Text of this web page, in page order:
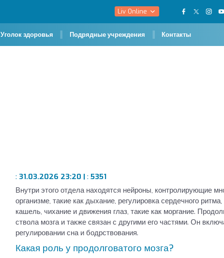
Liv Online
Уголок здоровья Подрядные учреждения Контакты
: 31.03.2026 23:20 |:5351
Внутри этого отдела находятся нейроны, контролирующие
организме, такие как дыхание, регулировка сердечного
кашель, чихание и движения глаз, такие как моргание.
ствола мозга и также связан с другими его частями. Он
регулировании сна и бодрствования.
Какая роль у продолговатого мозга?